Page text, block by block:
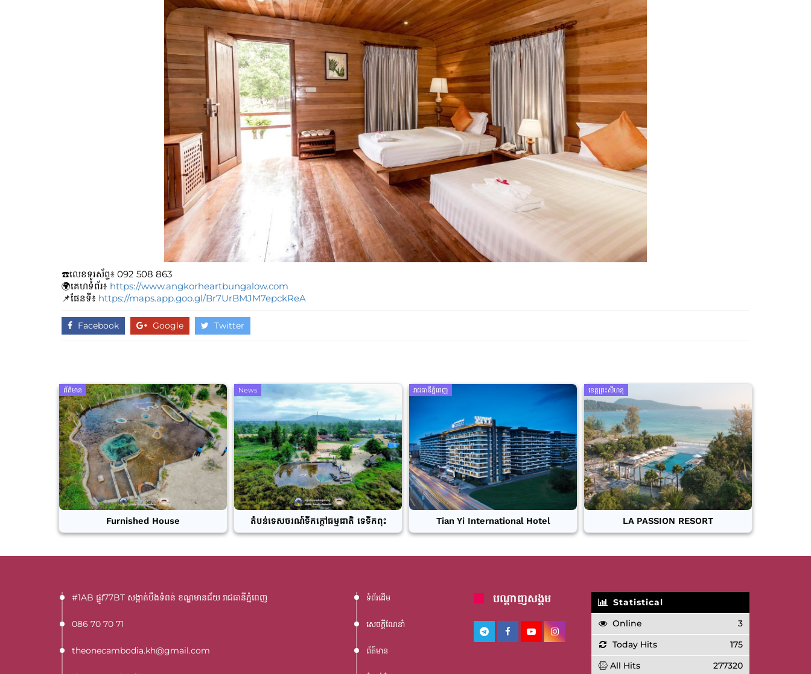
☎️លេខទូរស័ព្ទ៖​​ 092​​ 508 863
🌍គេហទំព័រ៖ https://www.angkorheartbungalow.com
📌ផែនទី៖ https://maps.app.goo.gl/Br7UrBMJM7epckReA
Facebook Google Twitter
ព័ត៌មាន
Furnished House
News
តំបន់ទេសចរណ៍ទឹកក្តៅធម្មជាតិ ទេទឹកពុះ
រាជធានីភ្នំពេញ
Tian Yi International Hotel
ខេត្តព្រះសីហនុ
LA PASSION RESORT
#1AB ផ្លូវ77BT​ សង្កាត់បឹងទំពន់ ខណ្ឌមានជ័យ រាជធានីភ្នំពេញ
086 70 70 71
theonecambodia.kh@gmail.com
ទំព័រដើម
សេចក្តីណែនាំ
ព័ត៍មាន
បណ្តាញសង្គម
Statistical
Online
3
Today Hits
175
All Hits
277320